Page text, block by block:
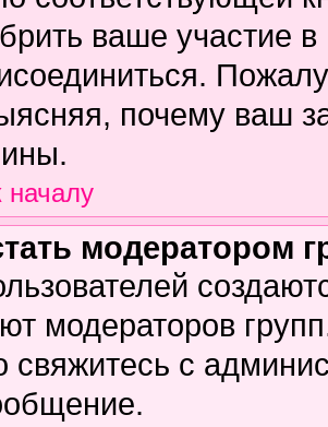
ваше участие
почему ваш
началу
модератором
модераторов
свяжитесь с